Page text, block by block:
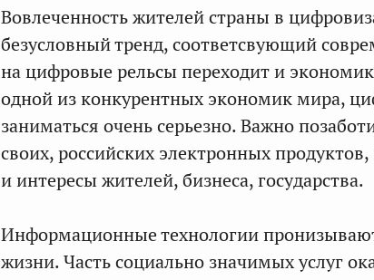
Вовлеченность жителей страны в
безусловный тренд, соответсвующий
на цифровые рельсы переходит и
одной из конкурентных экономик мира,
заниматься очень серьезно. Важно
своих, российских электронных
и интересы жителей, бизнеса, государства.
Информационные технологии
жизни. Часть социально значимых услуг